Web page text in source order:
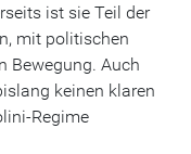
ist sie Teil der
mit politischen
Bewegung. Auch
keinen klaren
Regime